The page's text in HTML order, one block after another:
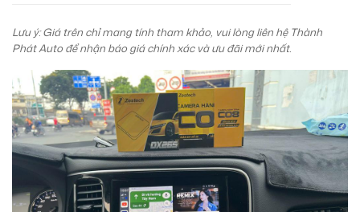
Lưu ý: Giá trên chỉ mang tính tham khảo, vui lòng liên hệ Thành
Phát Auto để nhận báo giá chính xác và ưu đãi mới nhất.